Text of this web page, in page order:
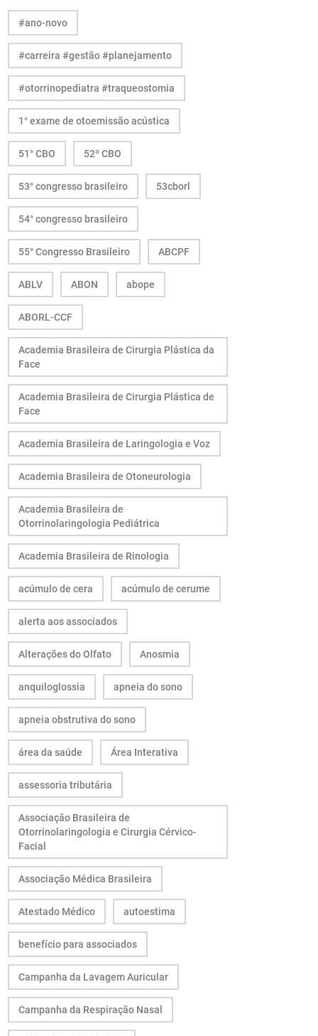
#ano-novo
#carreira #gestão #planejamento
#otorrinopediatra #traqueostomia
1° exame de otoemissão acústica
51° CBO 52º CBO
53° congresso brasileiro 53cborl
54° congresso brasileiro
55° Congresso Brasileiro ABCPF
ABLV ABON abope
ABORL-CCF
Academia Brasileira de Cirurgia Plástica da
Face
Academia Brasileira de Cirurgia Plástica de
Face
Academia Brasileira de Laringologia e Voz
Academia Brasileira de Otoneurologia
Academia Brasileira de
Otorrinolaringologia Pediátrica
Academia Brasileira de Rinologia
acúmulo de cera acúmulo de cerume
alerta aos associados
Alterações do Olfato Anosmia
anquiloglossia apneia do sono
apneia obstrutiva do sono
área da saúde Área Interativa
assessoria tributária
Associação Brasileira de
Otorrinolaringologia e Cirurgia Cérvico-
Facial
Associação Médica Brasileira
Atestado Médico autoestima
benefício para associados
Campanha da Lavagem Auricular
Campanha da Respiração Nasal